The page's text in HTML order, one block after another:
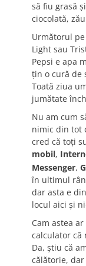
să fiu grasă
ciocolată,
Următorul
Light sau
Pepsi e apa
ţin o cură de
Toată ziua
jumătate
Nu am cum
nimic din tot
cred că toţi
mobil,
Messenger,
în ultimul
dar asta e
locul aici şi
Cam astea
calculator că
Da, ştiu că
călătorie,